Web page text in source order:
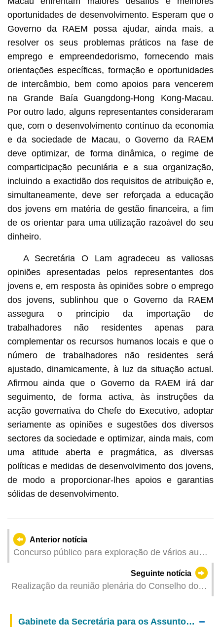
oportunidades de desenvolvimento. Esperam que o
Governo da RAEM possa ajudar, ainda mais, a
resolver os seus problemas práticos na fase de
emprego e empreendedorismo, fornecendo mais
orientações específicas, formação e oportunidades
de intercâmbio, bem como apoios para vencerem
na Grande Baía Guangdong-Hong Kong-Macau.
Por outro lado, alguns representantes consideraram
que, com o desenvolvimento contínuo da economia
e da sociedade de Macau, o Governo da RAEM
deve optimizar, de forma dinâmica, o regime de
comparticipação pecuniária e a sua organização,
incluindo a exactidão dos requisitos de atribuição e,
simultaneamente, deve ser reforçada a educação
dos jovens em matéria de gestão financeira, a fim
de os orientar para uma utilização razoável do seu
dinheiro.
A Secretária O Lam agradeceu as valiosas
opiniões apresentadas pelos representantes dos
jovens e, em resposta às opiniões sobre o emprego
dos jovens, sublinhou que o Governo da RAEM
assegura o princípio da importação de
trabalhadores não residentes apenas para
complementar os recursos humanos locais e que o
número de trabalhadores não residentes será
ajustado, dinamicamente, à luz da situação actual.
Afirmou ainda que o Governo da RAEM irá dar
seguimento, de forma activa, às instruções da
acção governativa do Chefe do Executivo, adoptar
seriamente as opiniões e sugestões dos diversos
sectores da sociedade e optimizar, ainda mais, com
uma atitude aberta e pragmática, as diversas
políticas e medidas de desenvolvimento dos jovens,
de modo a proporcionar-lhes apoios e garantias
sólidas de desenvolvimento.
Anterior notícia
Concurso público para exploração de vários auto-
silos tem início a partir do dia 21 de Maio (hoje)
Seguinte notícia
Realização da reunião plenária do Conselho do
Gabinete da Secretária para os Assuntos Sociais e Cultura